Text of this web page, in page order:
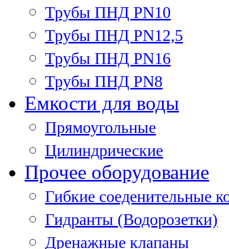
Трубы ПНД PN10
Трубы ПНД PN12,5
Трубы ПНД PN16
Трубы ПНД PN8
Емкости для воды
Прямоугольные
Цилиндрические
Прочее оборудование
Гибкие соеденительные
Гидранты (Водорозетки)
Дренажные клапаны